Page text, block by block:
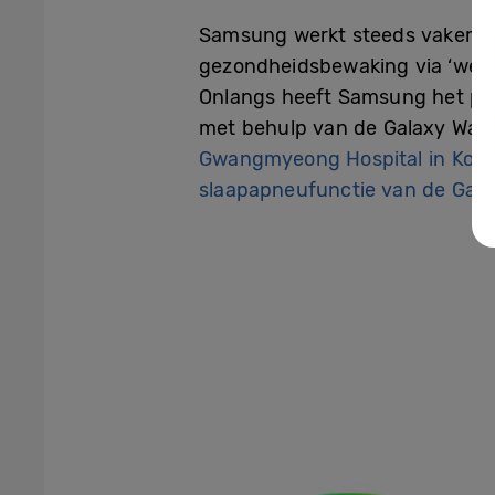
Samsung werkt steeds vaker
gezondheidsbewaking via
Onlangs heeft Samsung het
met behulp van de Galaxy
Gwangmyeong Hospital in
slaapapneufunctie van de